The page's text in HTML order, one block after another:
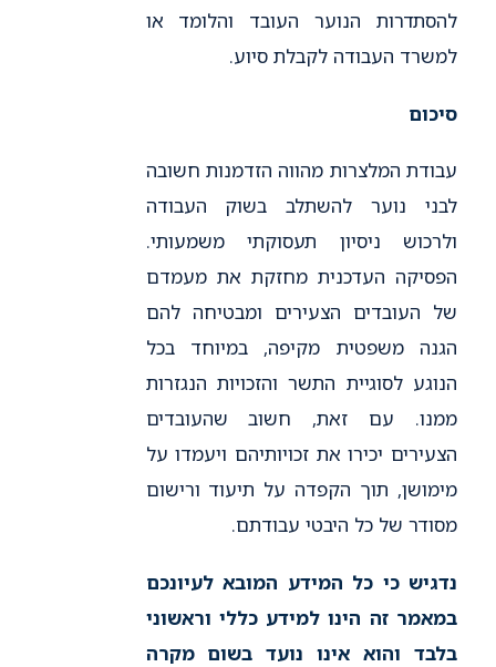
להסתדרות הנוער העובד והלומד או
למשרד העבודה לקבלת סיוע.
סיכום
עבודת המלצרות מהווה הזדמנות חשובה
לבני נוער להשתלב בשוק העבודה
ולרכוש ניסיון תעסוקתי משמעותי.
הפסיקה העדכנית מחזקת את מעמדם
של העובדים הצעירים ומבטיחה להם
הגנה משפטית מקיפה, במיוחד בכל
הנוגע לסוגיית התשר והזכויות הנגזרות
ממנו. עם זאת, חשוב שהעובדים
הצעירים יכירו את זכויותיהם ויעמדו על
מימושן, תוך הקפדה על תיעוד ורישום
מסודר של כל היבטי עבודתם.
נדגיש כי כל המידע המובא לעיונכם
במאמר זה הינו למידע כללי וראשוני
בלבד והוא אינו נועד בשום מקרה